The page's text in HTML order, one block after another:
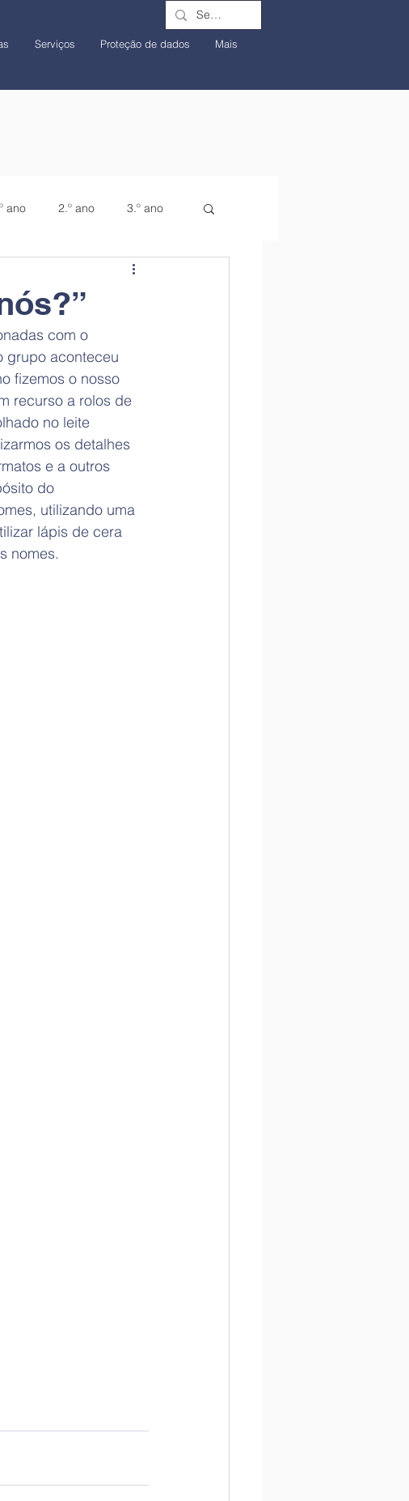
Serviços Proteção de dados Mais
ano 2.º ano 3.º ano
grupo aconteceu
fizemos o nosso
recurso a rolos de
no leite
os detalhes
e a outros
do
utilizando uma
lápis de cera
nomes.